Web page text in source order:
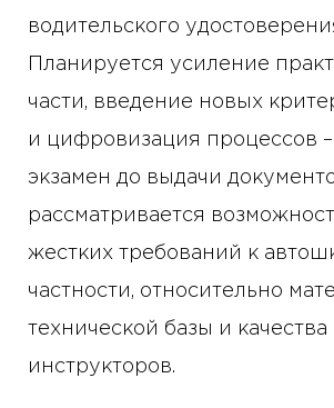
водительского
Планируется усиление
части, введение новых
и цифровизация процессов –
экзамен до выдачи
рассматривается
жестких требований к
частности, относительно
технической базы и качества
инструкторов.